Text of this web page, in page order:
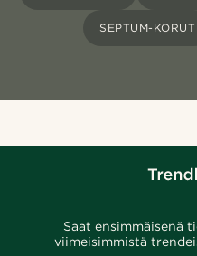
SEPTUM-KORUT
Saat ensimmäisenä
viimeisimmistä